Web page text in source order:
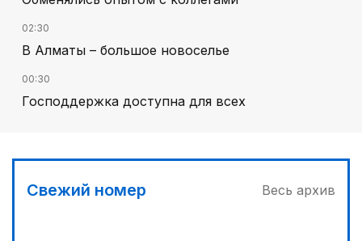
02:30
В Алматы – большое новоселье
00:30
Господдержка доступна для всех
Свежий номер Весь архив